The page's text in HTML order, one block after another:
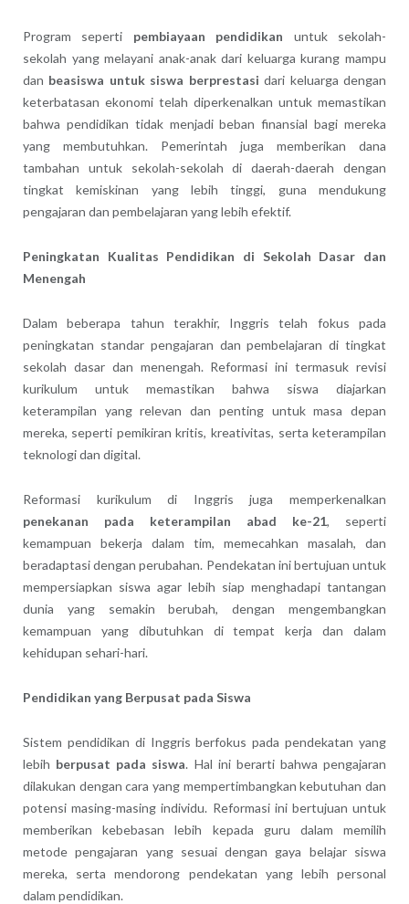
Program seperti pembiayaan pendidikan untuk sekolah-
sekolah yang melayani anak-anak dari keluarga kurang mampu
dan beasiswa untuk siswa berprestasi dari keluarga dengan
keterbatasan ekonomi telah diperkenalkan untuk memastikan
bahwa pendidikan tidak menjadi beban finansial bagi mereka
yang membutuhkan. Pemerintah juga memberikan dana
tambahan untuk sekolah-sekolah di daerah-daerah dengan
tingkat kemiskinan yang lebih tinggi, guna mendukung
pengajaran dan pembelajaran yang lebih efektif.
Peningkatan Kualitas Pendidikan di Sekolah Dasar dan
Menengah
Dalam beberapa tahun terakhir, Inggris telah fokus pada
peningkatan standar pengajaran dan pembelajaran di tingkat
sekolah dasar dan menengah. Reformasi ini termasuk revisi
kurikulum untuk memastikan bahwa siswa diajarkan
keterampilan yang relevan dan penting untuk masa depan
mereka, seperti pemikiran kritis, kreativitas, serta keterampilan
teknologi dan digital.
Reformasi kurikulum di Inggris juga memperkenalkan
penekanan pada keterampilan abad ke-21, seperti
kemampuan bekerja dalam tim, memecahkan masalah, dan
beradaptasi dengan perubahan. Pendekatan ini bertujuan untuk
mempersiapkan siswa agar lebih siap menghadapi tantangan
dunia yang semakin berubah, dengan mengembangkan
kemampuan yang dibutuhkan di tempat kerja dan dalam
kehidupan sehari-hari.
Pendidikan yang Berpusat pada Siswa
Sistem pendidikan di Inggris berfokus pada pendekatan yang
lebih berpusat pada siswa. Hal ini berarti bahwa pengajaran
dilakukan dengan cara yang mempertimbangkan kebutuhan dan
potensi masing-masing individu. Reformasi ini bertujuan untuk
memberikan kebebasan lebih kepada guru dalam memilih
metode pengajaran yang sesuai dengan gaya belajar siswa
mereka, serta mendorong pendekatan yang lebih personal
dalam pendidikan.